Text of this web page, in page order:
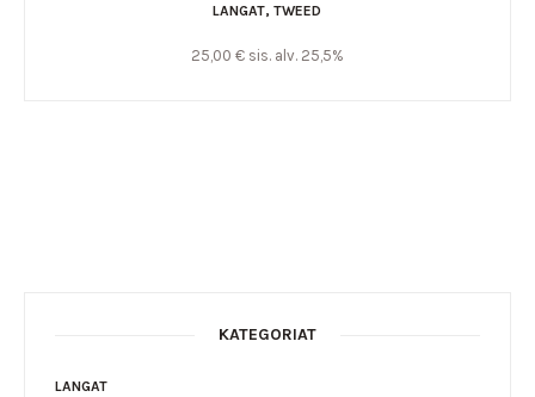
LANGAT,TWEED
25,00 € sis. alv. 25,5%
KATEGORIAT
LANGAT